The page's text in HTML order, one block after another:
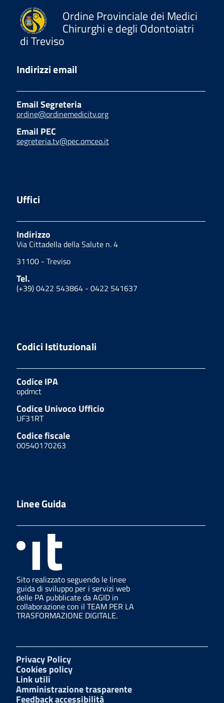
Ordine Provinciale dei Medici
Chirurghi e degli Odontoiatri
di Treviso
Indirizzi email
Email Segreteria
ordine@ordinemedicitv.org
Email PEC
segreteria.tv@pec.omceo.it
Uffici
Indirizzo
Via Cittadella della Salute n. 4
31100 - Treviso
Tel.
(+39) 0422 543864 - 0422 541637
Codici Istituzionali
Codice IPA
opdmct
Codice Univoco Ufficio
UF31RT
Codice fiscale
00540170263
Linee Guida
Sito realizzato seguendo le linee
guida di sviluppo per i servizi web
delle PA pubblicate da AGID in
collaborazione con il TEAM PER LA
TRASFORMAZIONE DIGITALE.
Privacy Policy
Cookies policy
Link utili
Amministrazione trasparente
Feedback accessibilità